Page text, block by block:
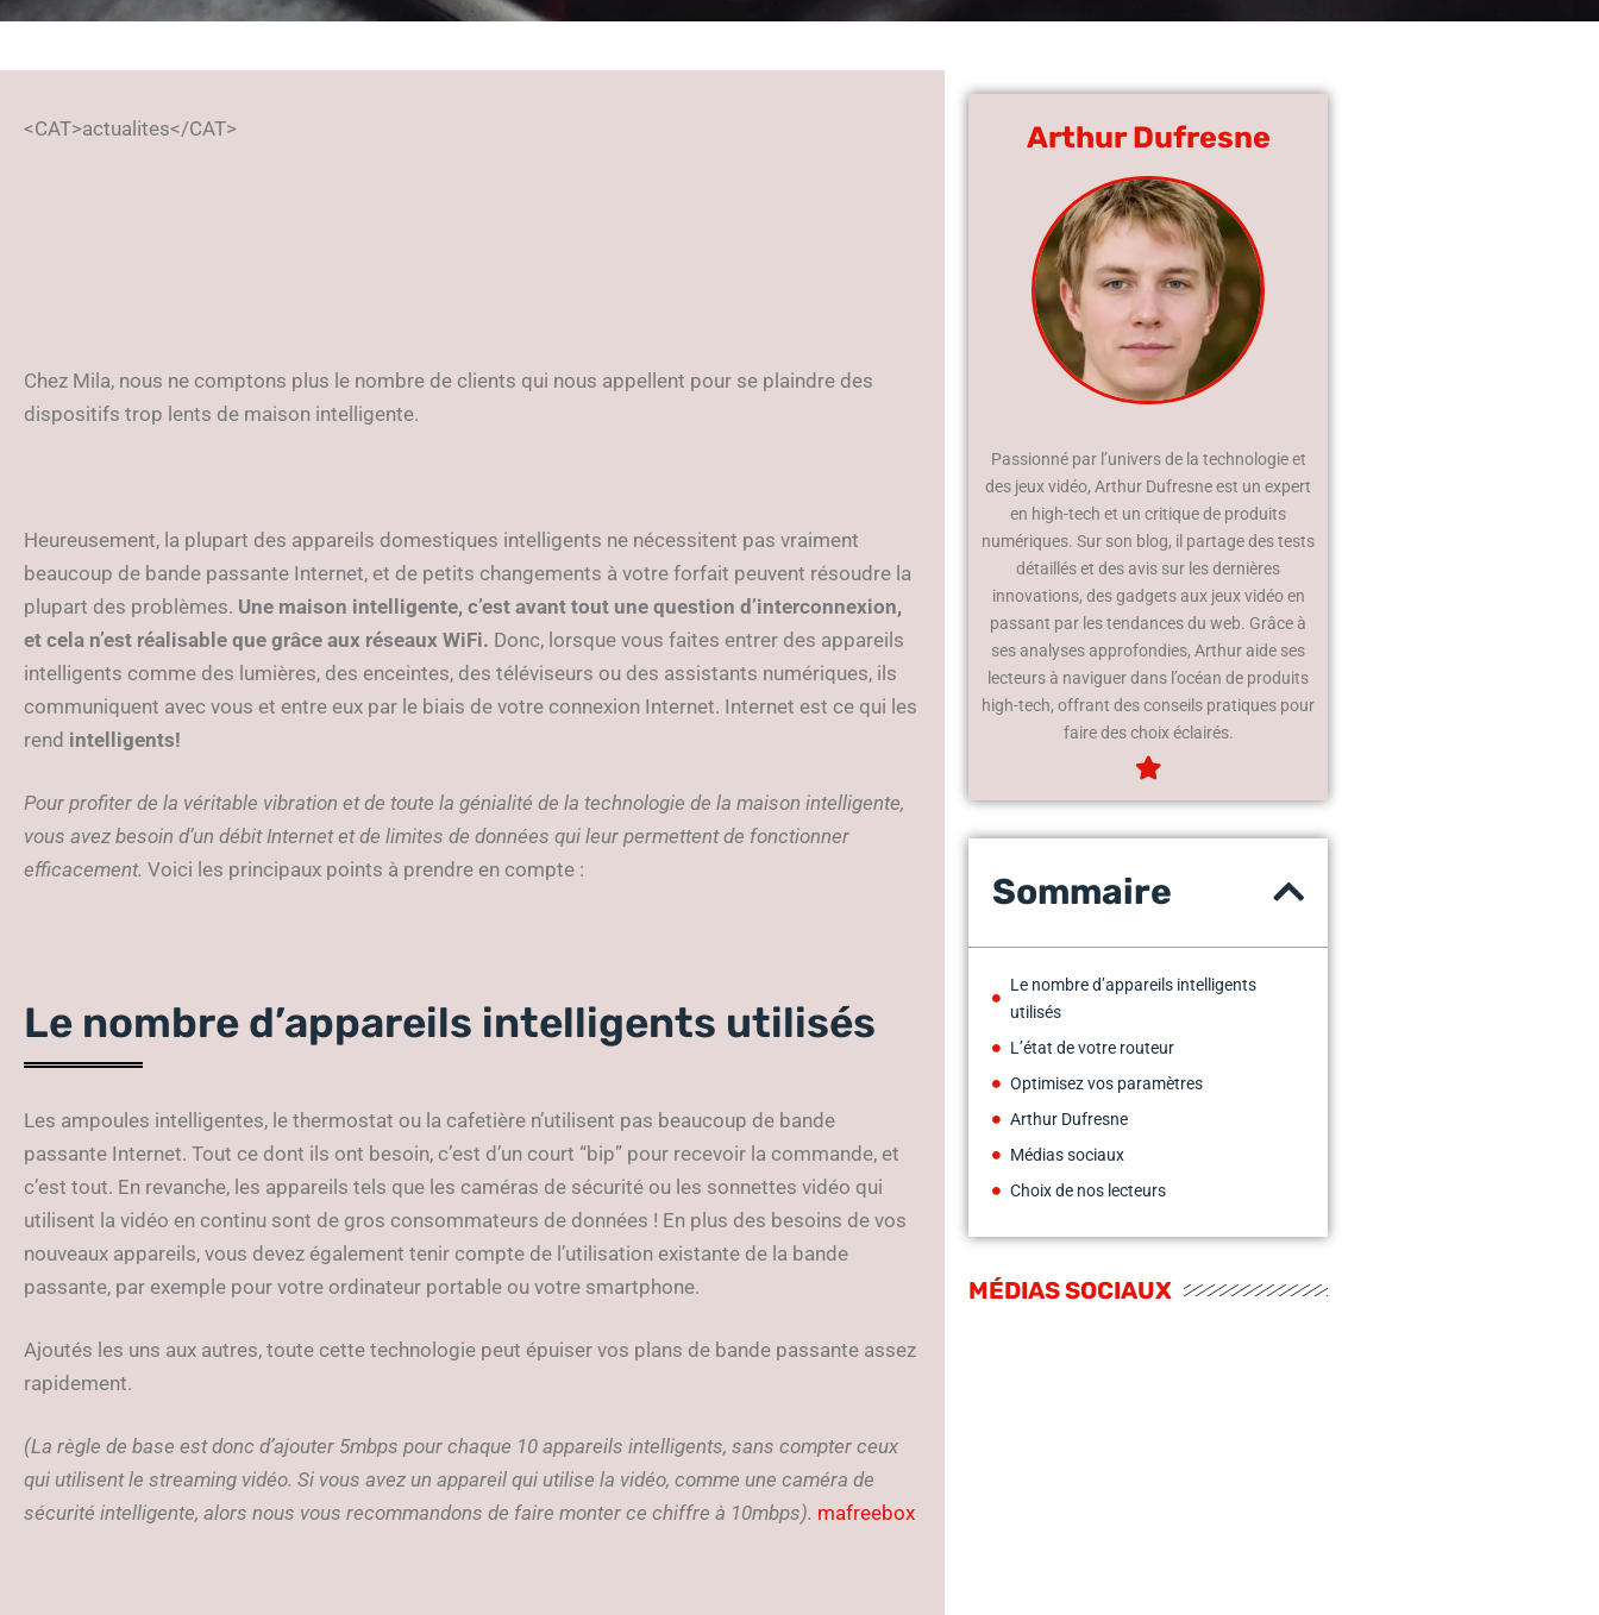
<CAT>actualites</CAT>
Chez Mila, nous ne comptons plus le nombre de clients qui nous appellent pour se plaindre des
dispositifs trop lents de maison intelligente.
Heureusement, la plupart des appareils domestiques intelligents ne nécessitent pas vraiment
beaucoup de bande passante Internet, et de petits changements à votre forfait peuvent résoudre la
plupart des problèmes. Une maison intelligente, c’est avant tout une question d’interconnexion,
et cela n’est réalisable que grâce aux réseaux WiFi. Donc, lorsque vous faites entrer des appareils
intelligents comme des lumières, des enceintes, des téléviseurs ou des assistants numériques, ils
communiquent avec vous et entre eux par le biais de votre connexion Internet. Internet est ce qui les
rend intelligents!
Pour profiter de la véritable vibration et de toute la génialité de la technologie de la maison intelligente,
vous avez besoin d’un débit Internet et de limites de données qui leur permettent de fonctionner
efficacement. Voici les principaux points à prendre en compte :
Le nombre d’appareils intelligents utilisés
Les ampoules intelligentes, le thermostat ou la cafetière n’utilisent pas beaucoup de bande
passante Internet. Tout ce dont ils ont besoin, c’est d’un court “bip” pour recevoir la commande, et
c’est tout. En revanche, les appareils tels que les caméras de sécurité ou les sonnettes vidéo qui
utilisent la vidéo en continu sont de gros consommateurs de données ! En plus des besoins de vos
nouveaux appareils, vous devez également tenir compte de l’utilisation existante de la bande
passante, par exemple pour votre ordinateur portable ou votre smartphone.
Ajoutés les uns aux autres, toute cette technologie peut épuiser vos plans de bande passante assez
rapidement.
(La règle de base est donc d’ajouter 5mbps pour chaque 10 appareils intelligents, sans compter ceux
qui utilisent le streaming vidéo. Si vous avez un appareil qui utilise la vidéo, comme une caméra de
sécurité intelligente, alors nous vous recommandons de faire monter ce chiffre à 10mbps). mafreebox
Arthur Dufresne
Passionné par l’univers de la technologie et
des jeux vidéo, Arthur Dufresne est un expert
en high-tech et un critique de produits
numériques. Sur son blog, il partage des tests
détaillés et des avis sur les dernières
innovations, des gadgets aux jeux vidéo en
passant par les tendances du web. Grâce à
ses analyses approfondies, Arthur aide ses
lecteurs à naviguer dans l’océan de produits
high-tech, offrant des conseils pratiques pour
faire des choix éclairés.
Sommaire
Le nombre d’appareils intelligents
utilisés
L’état de votre routeur
Optimisez vos paramètres
Arthur Dufresne
Médias sociaux
Choix de nos lecteurs
MÉDIAS SOCIAUX